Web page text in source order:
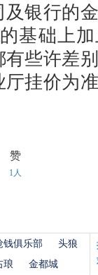
银行的
基础上
些许差
挂价为
赞
1人
钱俱乐部
头狼
琅 金都城